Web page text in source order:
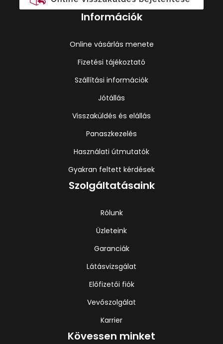
Információk
Online vásárlás menete
Fizetési tájékoztató
Szállítási információk
Jótállás
Visszaküldés és elállás
Panaszkezelés
Használati útmutatók
Gyakran feltett kérdések
Szolgáltatásaink
Rólunk
Üzleteink
Garanciák
Látásvizsgálat
Előfizetői fiók
Vevőszolgálat
Karrier
Kövessen minket